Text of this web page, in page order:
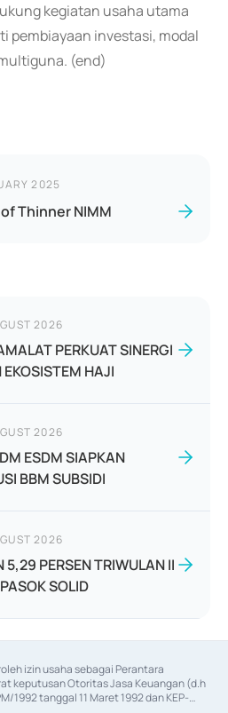
kegiatan usaha utama
pembiayaan investasi, modal
(end)
2025
Thinner NIMM
2026
PERKUAT SINERGI
HAJI
2026
ESDM SIAPKAN
BBM SUBSIDI
2026
5,29 PERSEN TRIWULAN II
SOLID
izin usaha sebagai Perantara
keputusan Otoritas Jasa Keuangan (d.h
1992 tanggal 11 Maret 1992 dan KEP-